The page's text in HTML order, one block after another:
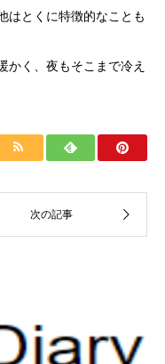
はとくに特徴的なことも
く、夜もそこまで冷え